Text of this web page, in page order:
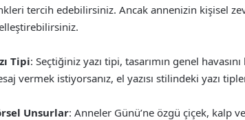
tercih edebilirsiniz. Ancak annenizin kişisel
Tipi: Seçtiğiniz yazı tipi, tasarımın genel
vermek istiyorsanız, el yazısı stilindeki yazı
Unsurlar: Anneler Günü’ne özgü çiçek, kalp